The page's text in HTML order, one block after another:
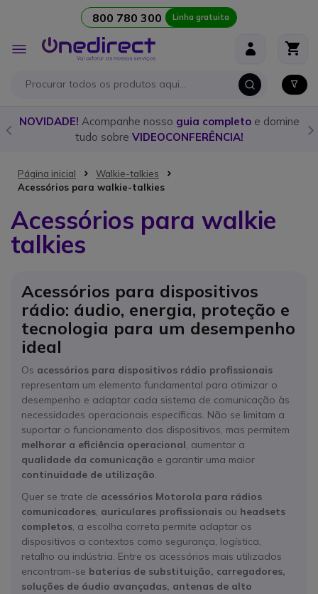
800 780 300 Linha gratuita
Alternar
Nav
Descubra owalkie talkieideal para cada ocasião com o
nossoguia detalhado!
Página inicial
Walkie-talkies
Acessórios para walkie-talkies
Acessórios para walkie
talkies
Acessórios para dispositivos
rádio: áudio, energia, proteção e
tecnologia para um desempenho
ideal
Os acessórios para dispositivos rádio profissionais
representam um elemento fundamental para otimizar o
desempenho e adaptar cada sistema de comunicação às
necessidades operacionais específicas. Não se limitam a
suportar o funcionamento dos dispositivos, mas permitem
melhorar a eficiência operacional, aumentar a
qualidade da comunicação e garantir uma maior
continuidade de utilização.
Quer se trate de acessórios Motorola para rádios
comunicadores, auriculares profissionais ou headsets
completos, a escolha correta permite adaptar os
dispositivos a contextos como segurança, logística,
retalho ou indústria. Entre os acessórios mais utilizados
encontram-se baterias de substituição, carregadores,
soluções de áudio avançadas, antenas de alto